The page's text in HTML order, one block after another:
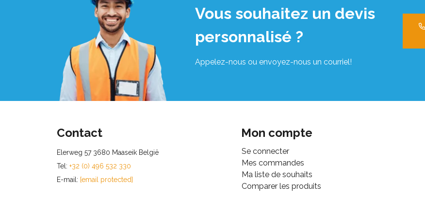
Vous souhaitez un devis
personnalisé ?
Appelez-nous ou envoyez-nous un courriel!
Contact
Elerweg 57 3680 Maaseik België
Tel: +32 (0) 496 532 330
E-mail: [email protected]
Mon compte
Se connecter
Mes commandes
Ma liste de souhaits
Comparer les produits